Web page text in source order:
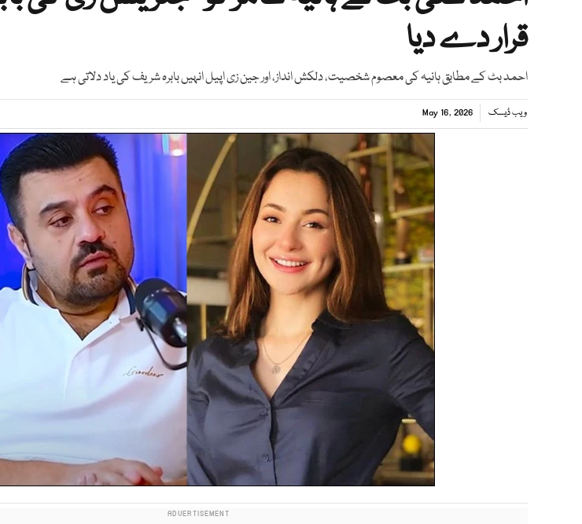
قرار دے دیا
احمد بٹ کے مطابق ہانیہ کی معصوم شخصیت، دلکش انداز، اور جین زی اپیل انہیں بابرہ شریف کی یاد دلاتی ہے
ویب ڈیسک May 16, 2026